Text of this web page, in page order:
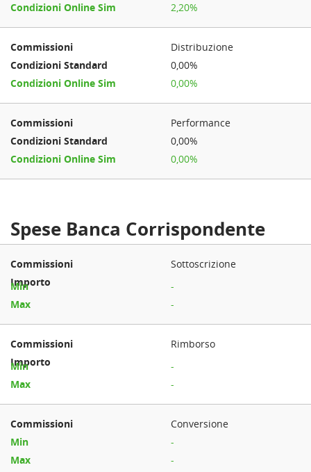
2,20%
Distribuzione
0,00%
0,00%
Performance
0,00%
0,00%
Spese Banca Corrispondente
Sottoscrizione
-
-
Rimborso
-
-
Conversione
-
-